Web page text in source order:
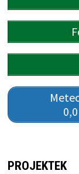
PROJEKTEK